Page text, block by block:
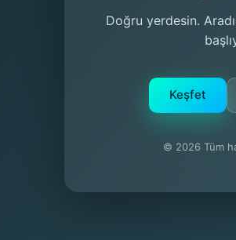
Doğru yerdesin.
Keşfet
© 2026 Tüm